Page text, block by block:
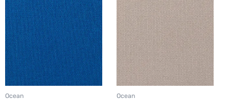
Ocean Ocean